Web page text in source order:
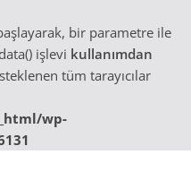
bir parametre ile
işlevi kullanımdan
tüm tarayıcılar
wp-